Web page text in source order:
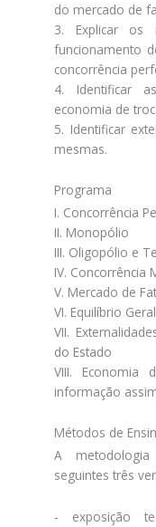
do mercado de
3. Explicar os
funcionamento
concorrência
4. Identificar
economia de
5. Identificar
mesmas.
Programa
I. Concorrência
II. Monopólio
III. Oligopólio e
IV. Concorrência
V. Mercado de
VI. Equilíbrio
VII.
do Estado
VIII. Economia
informação
Métodos de
A
seguintes três
- exposição